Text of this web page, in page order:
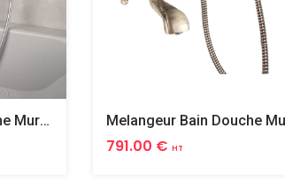
Melangeur Bain Douche Mural Complet Tiffany
791.00 € HT